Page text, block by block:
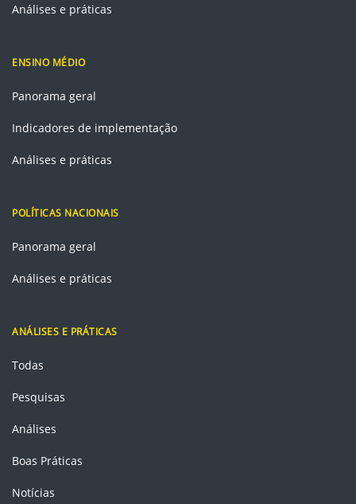
Análises e práticas
ENSINO MÉDIO
Panorama geral
Indicadores de implementação
Análises e práticas
POLÍTICAS NACIONAIS
Panorama geral
Análises e práticas
ANÁLISES E PRÁTICAS
Todas
Pesquisas
Análises
Boas Práticas
Notícias